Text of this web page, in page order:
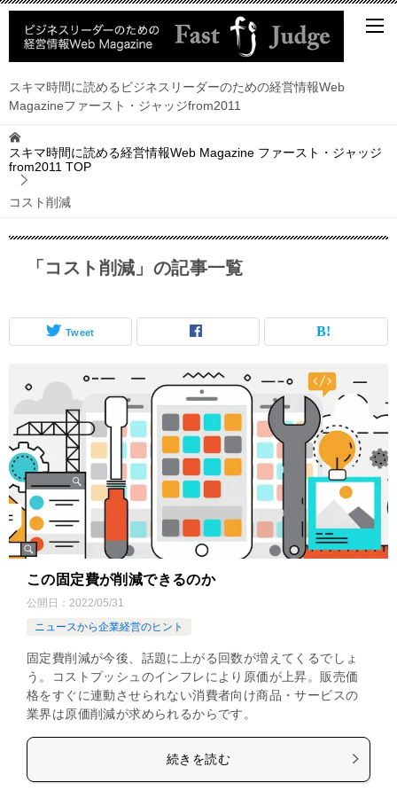
スキマ時間に読めるビジネスリーダーのための経営情報Web
Magazineファースト・ジャッジfrom2011
スキマ時間に読める経営情報Web Magazine ファースト・ジャッジ
from2011 TOP
コスト削減
「コスト削減」の記事一覧
Tweet
この固定費が削減できるのか
公開日： 2022/05/31
ニュースから企業経営のヒント
固定費削減が今後、話題に上がる回数が増えてくるでしょ
う。コストプッシュのインフレにより原価が上昇。販売価
格をすぐに連動させられない消費者向け商品・サービスの
業界は原価削減が求められるからです。
続きを読む